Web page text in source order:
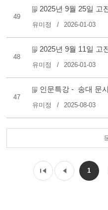
49
2025년 9월 25일 고
유미정 2026-01-03
48
2025년 9월 11일 고
유미정 2026-01-03
47
인문특강 - 송대 문
유미정 2025-08-03
1